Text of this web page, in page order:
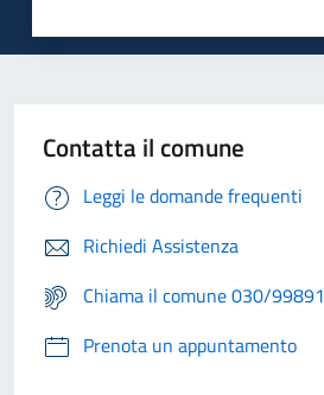
Contatta il comune
Leggi le domande frequenti
Richiedi Assistenza
Chiama il comune 030/99891
Prenota un appuntamento